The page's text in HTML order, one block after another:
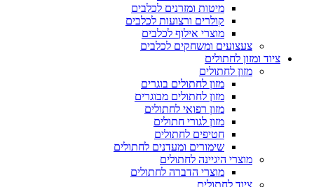
מיטות ומזרנים לכלבים
קולרים ורצועות לכלבים
מוצרי אילוף לכלבים
צעצועים ומשחקים לכלבים
ציוד ומזון לחתולים
מזון לחתולים
מזון לחתולים בוגרים
מזון לחתולים מבוגרים
מזון רפואי לחתולים
מזון לגורי חתולים
חטיפים לחתולים
שימורים ומעדנים לחתולים
מוצרי היגיינה לחתולים
מוצרי הדברה לחתולים
ציוד לחתולים